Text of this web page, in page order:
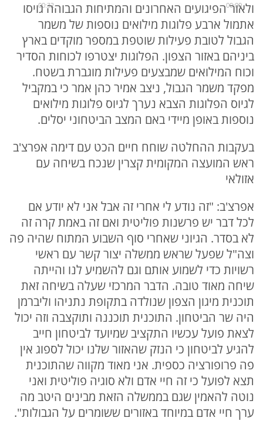
00:00
00:32
ולאור הפיגועים האחרונים והמתיחות הגבוהה גויסו
אתמול ארבע פלוגות מילואים נוספות של משמר
הגבול לטובת פעילות שוטפת במספר מוקדים בארץ
ביניהם באזור הצפון. הפלוגות יצטרפו לכוחות הסדיר
וכוח המילואים שמבצעים פעילות מוגברת בשטח.
מפקד משמר הגבול, ניצב אמיר כהן אמר כי במקביל
לגיוס הפלוגות הצבא נערך לגיוס פלוגות מילואים
נוספות באופן מיידי באם המצב הביטחוני יסלים.
בעקבות ההחלטה שוחח חיים הכט עם דימה אפרצ'ב
ראש המועצה המקומית קצרין שנכח בשיחה עם
אזולאי
אפרצ'ב: "זה נודע לי אחרי זה אבל אני לא יודע אם
לכל דבר יש פרשנות פוליטית ואם זה באמת קרה זה
לא בסדר. הגיוני שאחרי סוף השבוע המתוח שהיה פה
וצה"ל שפעל שראש ממשלה יצור קשר עם ראשי
רשויות כדי לשמוע אותם וגם להשמיע לנו והייתה
שיחה מאוד טובה. הדבר המרכזי שעלה בשיחה זאת
תוכנית מיגון הצפון שנולדה בתקופת נתניהו וליברמן
היה שר הביטחון. התוכנית תוכננה ותוקצבה וזה יכול
לצאת פועל עכשיו התקציב שמיועד לביטחון חייב
להגיע לביטחון כי הנזק שהאזור שלנו יכול לספוג אין
פה פרופורציה כספית. אני מאוד מקווה שהתוכנית
תצא לפועל כי זה חיי אדם ולא סוגיה פוליטית ואני
נוטה להאמין שגם בממשלה הזאת מבינים היטב מה
ערך חיי אדם במיוחד באזורים ששומרים על הגבולות".